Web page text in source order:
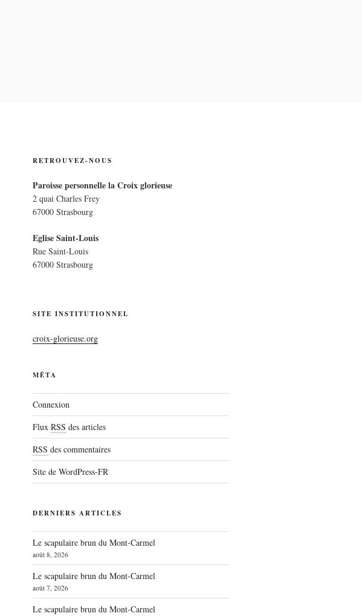
RETROUVEZ-NOUS
Paroisse personnelle la Croix glorieuse
2 quai Charles Frey
67000 Strasbourg
Eglise Saint-Louis
Rue Saint-Louis
67000 Strasbourg
SITE INSTITUTIONNEL
croix-glorieuse.org
MÉTA
Connexion
Flux RSS des articles
RSS des commentaires
Site de WordPress-FR
DERNIERS ARTICLES
Le scapulaire brun du Mont-Carmel
août 8, 2026
Le scapulaire brun du Mont-Carmel
août 7, 2026
Le scapulaire brun du Mont-Carmel